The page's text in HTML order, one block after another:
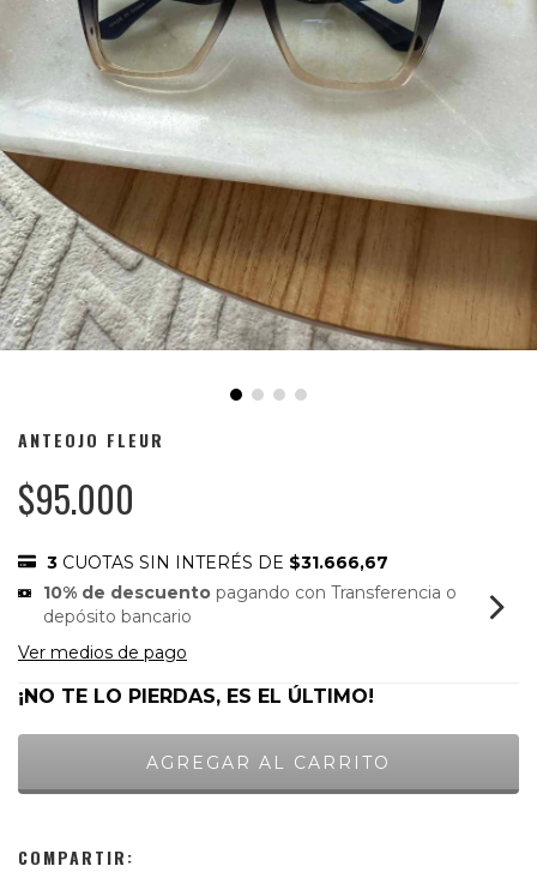
ANTEOJO FLEUR
$95.000
3 CUOTAS SIN INTERÉS DE $31.666,67
10% de descuento pagando con Transferencia o
depósito bancario
Ver medios de pago
¡NO TE LO PIERDAS, ES EL ÚLTIMO!
COMPARTIR: